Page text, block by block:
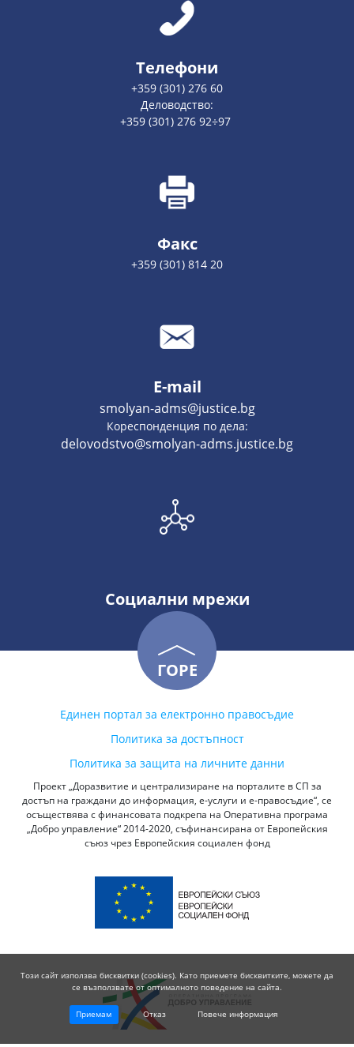
Телефони
+359 (301) 276 60
Деловодство:
+359 (301) 276 92÷97
Факс
+359 (301) 814 20
E-mail
smolyan-adms@justice.bg
Кореспонденция по дела:
delovodstvo@smolyan-adms.justice.bg
Социални мрежи
ГОРЕ
Единен портал за електронно правосъдие
Политика за достъпност
Политика за защита на личните данни
Проект „Доразвитие и централизиране на порталите в СП за
достъп на граждани до информация, е-услуги и е-правосъдие“, се
осъществява с финансовата подкрепа на Оперативна програма
„Добро управление“ 2014-2020, съфинансирана от Европейския
съюз чрез Европейския социален фонд
Този сайт използва бисквитки (cookies). Като приемете бисквитките, можете да
се възползвате от оптималното поведение на сайта.
Приемам Отказ Повече информация